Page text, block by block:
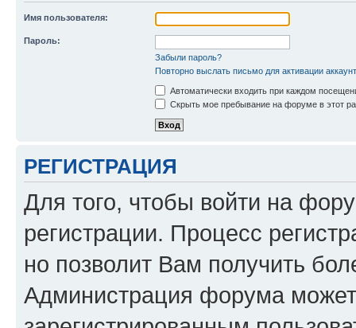
Имя пользователя:
Пароль:
Забыли пароль?
Повторно выслать письмо для активации
Автоматически входить при каждом
Скрыть мое пребывание на форуме в этот
РЕГИСТРАЦИЯ
Для того, чтобы войти на
регистрации. Процесс
но позволит Вам получить
Администрация форума может